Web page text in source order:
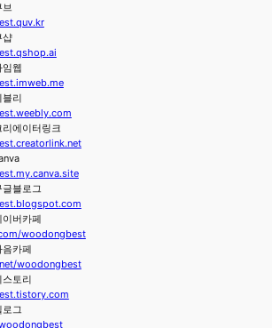
브
샵
웹
리
에이터링크
블로그
버카페
woodongbest
카페
woodongbest
토리
그